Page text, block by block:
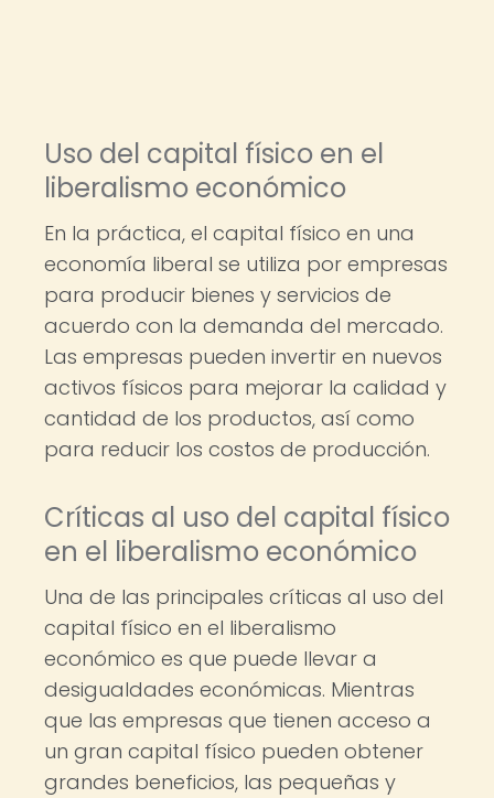
Uso del capital físico en el
liberalismo económico
En la práctica, el capital físico en una
economía liberal se utiliza por empresas
para producir bienes y servicios de
acuerdo con la demanda del mercado.
Las empresas pueden invertir en nuevos
activos físicos para mejorar la calidad y
cantidad de los productos, así como
para reducir los costos de producción.
Críticas al uso del capital físico
en el liberalismo económico
Una de las principales críticas al uso del
capital físico en el liberalismo
económico es que puede llevar a
desigualdades económicas. Mientras
que las empresas que tienen acceso a
un gran capital físico pueden obtener
grandes beneficios, las pequeñas y